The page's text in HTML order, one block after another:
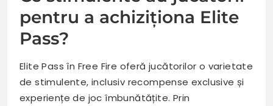
pentru a achiziționa Elite
Pass?
Elite Pass în Free Fire oferă jucătorilor o varietate
de stimulente, inclusiv recompense exclusive și
experiențe de joc îmbunătățite. Prin